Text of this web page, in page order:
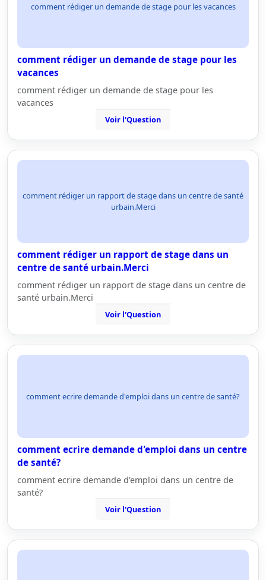
comment rédiger un demande de stage pour les vacances
comment rédiger un demande de stage pour les
vacances
comment rédiger un demande de stage pour les
vacances
Voir l'Question
comment rédiger un rapport de stage dans un centre de santé
urbain.Merci
comment rédiger un rapport de stage dans un
centre de santé urbain.Merci
comment rédiger un rapport de stage dans un centre de
santé urbain.Merci
Voir l'Question
comment ecrire demande d'emploi dans un centre de santé?
comment ecrire demande d'emploi dans un centre
de santé?
comment ecrire demande d'emploi dans un centre de
santé?
Voir l'Question